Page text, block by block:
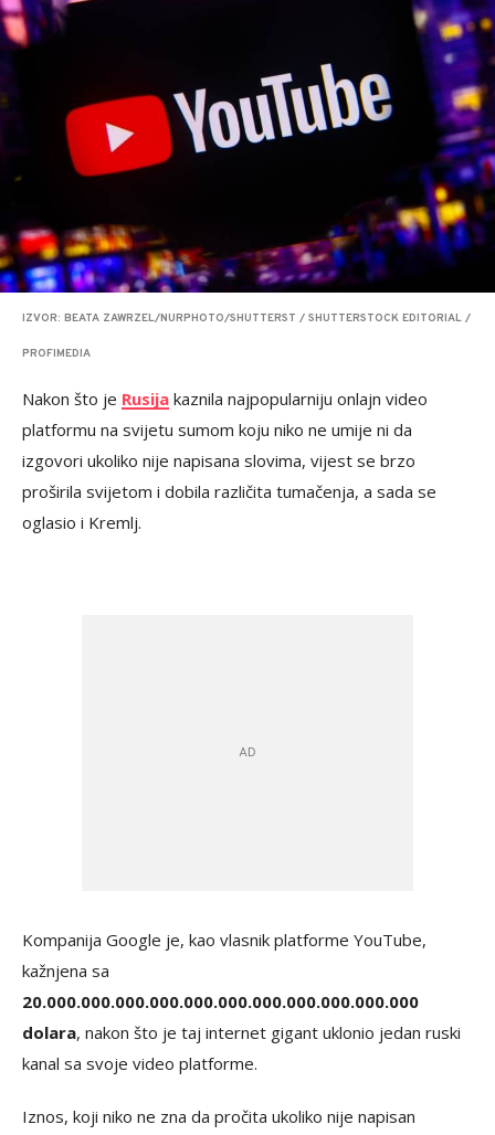
IZVOR: BEATA ZAWRZEL/NURPHOTO/SHUTTERST / SHUTTERSTOCK EDITORIAL /
PROFIMEDIA
Nakon što je Rusija kaznila najpopularniju onlajn video
platformu na svijetu sumom koju niko ne umije ni da
izgovori ukoliko nije napisana slovima, vijest se brzo
proširila svijetom i dobila različita tumačenja, a sada se
oglasio i Kremlj.
Kompanija Google je, kao vlasnik platforme YouTube,
kažnjena sa
20.000.000.000.000.000.000.000.000.000.000.000
dolara, nakon što je taj internet gigant uklonio jedan ruski
kanal sa svoje video platforme.
Iznos, koji niko ne zna da pročita ukoliko nije napisan